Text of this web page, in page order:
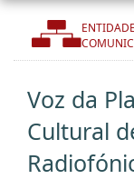
Voz da
Cultural